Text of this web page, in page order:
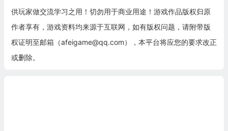
供玩家做交流学习之用！切勿用于商业用途！游戏作品版权归原
作者享有，游戏资料均来源于互联网，如有版权问题，请附带版
权证明至邮箱（afeigame@qq.com），本平台将应您的要求改正
或删除。